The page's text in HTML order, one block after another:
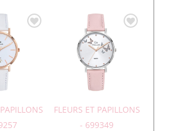
FLEURS ET PAPILLONS
- 699349